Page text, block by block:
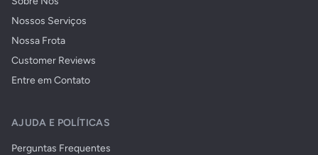
Nossos Serviços
Nossa Frota
Customer Reviews
Entre em Contato
AJUDA E POLÍTICAS
Perguntas Frequentes